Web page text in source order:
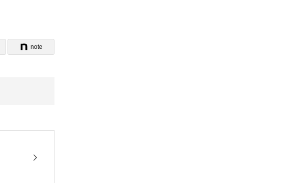
note